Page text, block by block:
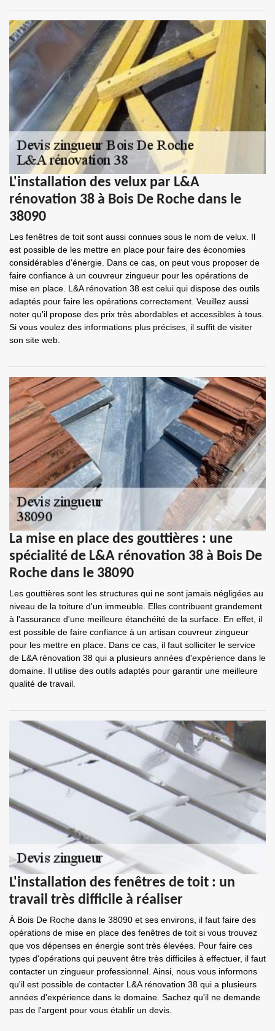
L'installation des velux par L&A
rénovation 38 à Bois De Roche dans le
38090
Les fenêtres de toit sont aussi connues sous le nom de velux. Il
est possible de les mettre en place pour faire des économies
considérables d'énergie. Dans ce cas, on peut vous proposer de
faire confiance à un couvreur zingueur pour les opérations de
mise en place. L&A rénovation 38 est celui qui dispose des outils
adaptés pour faire les opérations correctement. Veuillez aussi
noter qu'il propose des prix très abordables et accessibles à tous.
Si vous voulez des informations plus précises, il suffit de visiter
son site web.
La mise en place des gouttières : une
spécialité de L&A rénovation 38 à Bois De
Roche dans le 38090
Les gouttières sont les structures qui ne sont jamais négligées au
niveau de la toiture d'un immeuble. Elles contribuent grandement
à l'assurance d'une meilleure étanchéité de la surface. En effet, il
est possible de faire confiance à un artisan couvreur zingueur
pour les mettre en place. Dans ce cas, il faut solliciter le service
de L&A rénovation 38 qui a plusieurs années d'expérience dans le
domaine. Il utilise des outils adaptés pour garantir une meilleure
qualité de travail.
L'installation des fenêtres de toit : un
travail très difficile à réaliser
À Bois De Roche dans le 38090 et ses environs, il faut faire des
opérations de mise en place des fenêtres de toit si vous trouvez
que vos dépenses en énergie sont très élevées. Pour faire ces
types d'opérations qui peuvent être très difficiles à effectuer, il faut
contacter un zingueur professionnel. Ainsi, nous vous informons
qu'il est possible de contacter L&A rénovation 38 qui a plusieurs
années d'expérience dans le domaine. Sachez qu'il ne demande
pas de l'argent pour vous établir un devis.